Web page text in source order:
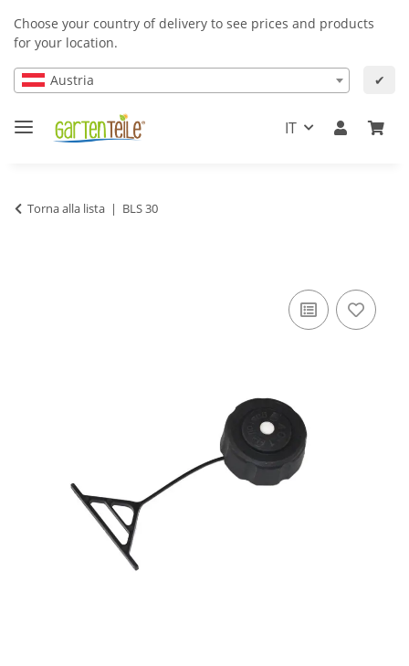
Choose your country of delivery to see prices and products
for your location.
Austria ✔
IT
Torna alla lista BLS 30